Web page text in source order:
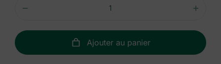
Ajouter au panier